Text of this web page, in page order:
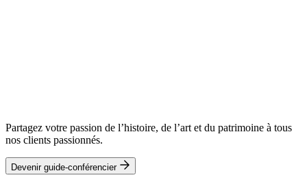
Partagez votre passion de l’histoire, de l’art et du patrimoine à tous
nos clients passionnés.
Devenir guide-conférencier